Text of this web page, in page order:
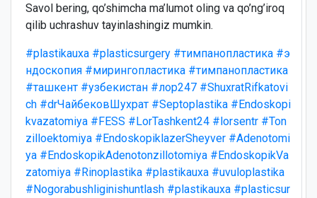
Savol bering, qo’shimcha ma’lumot oling va qo’ng’iroq
qilib uchrashuv tayinlashingiz mumkin.
#plastikauxa #plasticsurgery #тимпанопластика #э
ндоскопия #мирингопластика #тимпанопластика
#ташкент #узбекистан #лор247 #ShuxratRifkatovi
ch #drЧайбековШухрат #Septoplastika #Endoskopi
kvazatomiya #FESS #LorTashkent24 #lorsentr #Ton
zilloektomiya #EndoskopiklazerSheyver #Adenotomi
ya #EndoskopikAdenotonzillotomiya #EndoskopikVa
zatomiya #Rinoplastika #plastikauxa #uvuloplastika
#Nogorabushliginishuntlash #plastikauxa #plasticsur